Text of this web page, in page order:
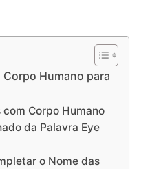
Humano para
Corpo Humano
da Palavra Eye
o Nome das